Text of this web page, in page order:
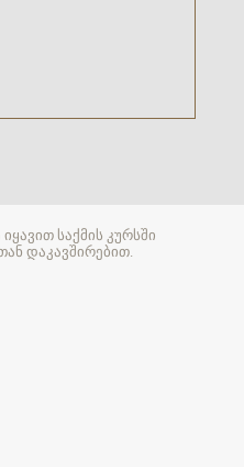
საქმის კურსში
დაკავშირებით.